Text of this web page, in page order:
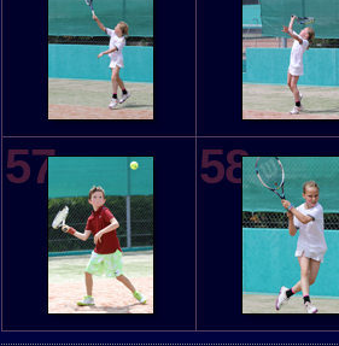
57 58